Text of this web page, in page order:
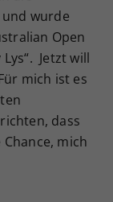
und wurde
Open
Jetzt will
mich ist es
dass
mich